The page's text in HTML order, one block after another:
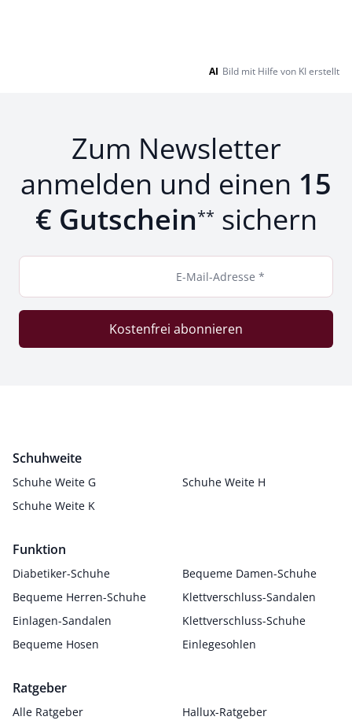
AI Bild mit Hilfe von KI erstellt
Zum Newsletter
anmelden und einen 15
€ Gutschein** sichern
E-Mail-Adresse *
Kostenfrei abonnieren
Schuhweite
Schuhe Weite G
Schuhe Weite H
Schuhe Weite K
Funktion
Diabetiker-Schuhe
Bequeme Damen-Schuhe
Bequeme Herren-Schuhe
Klettverschluss-Sandalen
Einlagen-Sandalen
Klettverschluss-Schuhe
Bequeme Hosen
Einlegesohlen
Ratgeber
Alle Ratgeber
Hallux-Ratgeber